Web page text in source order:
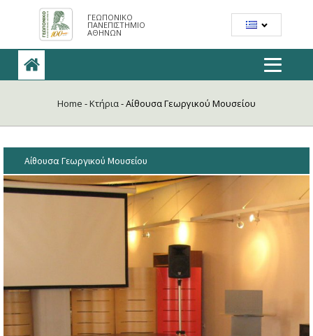
ΓΕΩΠΟΝΙΚΟ
ΠΑΝΕΠΙΣΤΗΜΙΟ
ΑΘΗΝΩΝ
Home -Κτήρια-Αίθουσα Γεωργικού Μουσείου
Αίθουσα Γεωργικού Μουσείου